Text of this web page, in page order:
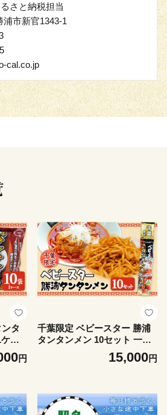
さと納税担当
浦市新官1343-1
cal.co.jp
タ
ー
観光
定
域あ
円
千葉限定 ベビースター 勝浦
タンタンメン 10セット 一般
社団法人勝浦市観光協会《30
日以内に出荷予定(土日祝除
担々麺【配送不可地域あり】
(離島)
15,000円